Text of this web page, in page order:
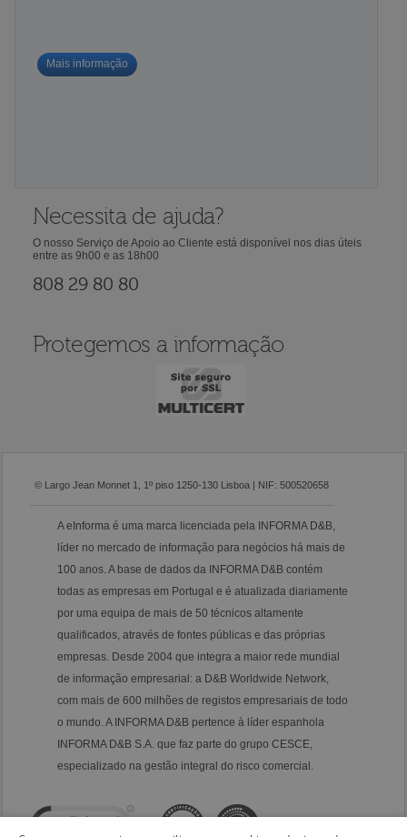
Mais informação
Necessita de ajuda?
O nosso Serviço de Apoio ao Cliente está disponível nos dias úteis
entre as 9h00 e as 18h00
808 29 80 80
Protegemos a informação
© Largo Jean Monnet 1, 1º piso 1250-130 Lisboa | NIF: 500520658
A eInforma é uma marca licenciada pela INFORMA D&B,
líder no mercado de informação para negócios há mais de
100 anos. A base de dados da INFORMA D&B contém
todas as empresas em Portugal e é atualizada diariamente
por uma equipa de mais de 50 técnicos altamente
qualificados, através de fontes públicas e das próprias
empresas. Desde 2004 que integra a maior rede mundial
de informação empresarial: a D&B Worldwide Network,
com mais de 600 milhões de registos empresariais de todo
o mundo. A INFORMA D&B pertence à líder espanhola
INFORMA D&B S.A. que faz parte do grupo CESCE,
especializado na gestão integral do risco comercial.